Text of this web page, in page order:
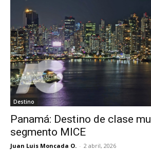
Destino
Panamá: Destino de clase
segmento MICE
Juan Luis Moncada O. - 2 abril, 2026